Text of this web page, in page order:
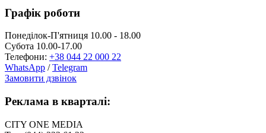
Графік роботи
Понеділок-П'ятниця 10.00 - 18.00
Субота 10.00-17.00
Телефони: +38 044 22 000 22
WhatsApp /Telegram
Замовити дзвінок
Реклама в кварталі:
CITY ONE MEDIA